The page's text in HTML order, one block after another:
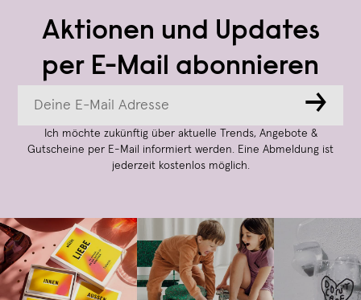
Aktionen und Updates
per E-Mail abonnieren
→
Ich möchte zukünftig über aktuelle Trends, Angebote &
Gutscheine per E-Mail informiert werden. Eine Abmeldung ist
jederzeit kostenlos möglich.